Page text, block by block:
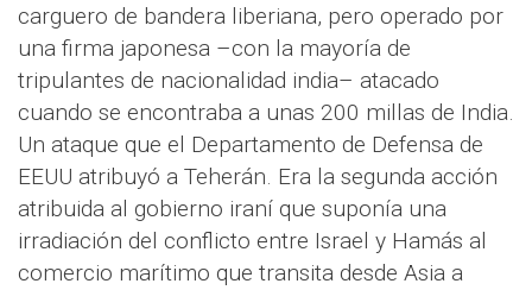
carguero de bandera liberiana, pero operado por
una firma japonesa –con la mayoría de
tripulantes de nacionalidad india– atacado
cuando se encontraba a unas 200 millas de India.
Un ataque que el Departamento de Defensa de
EEUU atribuyó a Teherán. Era la segunda acción
atribuida al gobierno iraní que suponía una
irradiación del conflicto entre Israel y Hamás al
comercio marítimo que transita desde Asia a